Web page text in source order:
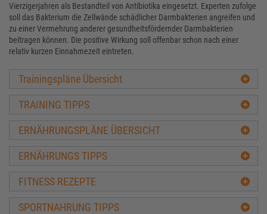
Vierzigerjahren als Bestandteil von Antibiotika eingesetzt. Experten zufolge
soll das Bakterium die Zellwände schädlicher Darmbakterien angreifen und
zu einer Vermehrung anderer gesundheitsfördernder Darmbakterien
beitragen können. Die positive Wirkung soll offenbar schon nach einer
relativ kurzen Einnahmezeit eintreten.
Trainingspläne Übersicht
TRAINING TIPPS
ERNÄHRUNGSPLÄNE ÜBERSICHT
ERNÄHRUNGS TIPPS
FITNESS REZEPTE
SPORTNAHRUNG TIPPS